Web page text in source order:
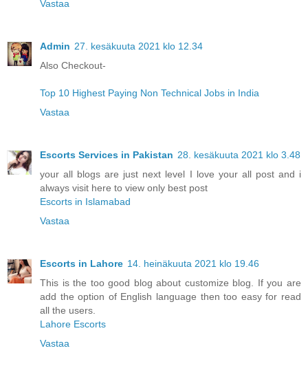
Vastaa
Admin 27. kesäkuuta 2021 klo 12.34
Also Checkout-
Top 10 Highest Paying Non Technical Jobs in India
Vastaa
Escorts Services in Pakistan 28. kesäkuuta 2021 klo 3.48
your all blogs are just next level I love your all post and i
always visit here to view only best post
Escorts in Islamabad
Vastaa
Escorts in Lahore 14. heinäkuuta 2021 klo 19.46
This is the too good blog about customize blog. If you are
add the option of English language then too easy for read
all the users.
Lahore Escorts
Vastaa